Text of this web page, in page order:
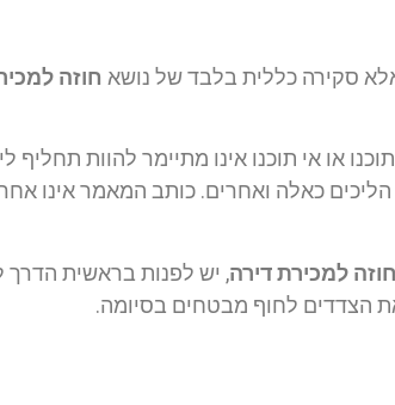
אלא סקירה כללית בלבד של נושא חוזה
או אי תוכנו אינו מתיימר להוות תחליף
כאלה ואחרים. כותב המאמר אינו
חוזה למכירת דירה, יש לפנות בראשית הדרך
הצדדים לחוף מבטחים בסיומה.